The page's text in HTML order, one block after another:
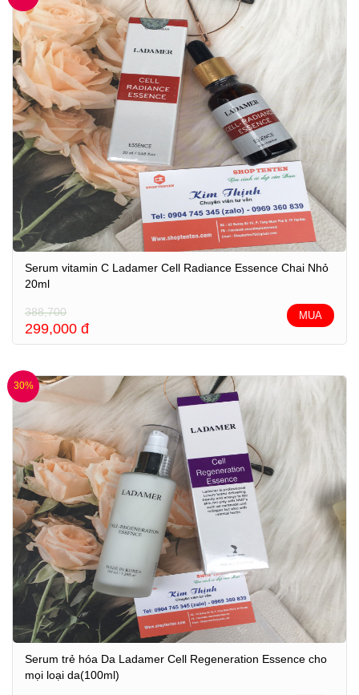
Serum vitamin C Ladamer Cell Radiance Essence Chai Nhỏ
20ml
388,700
299,000 đ
MUA
30%
Serum trẻ hóa Da Ladamer Cell Regeneration Essence cho
mọi loại da(100ml)